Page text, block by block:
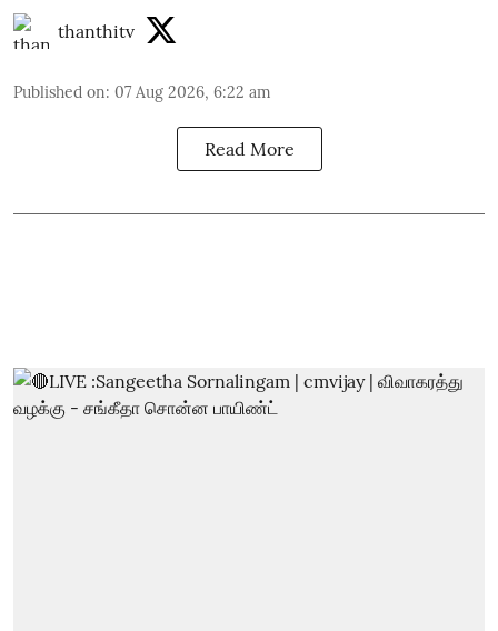
thanthitv
Published on: 07 Aug 2026, 6:22 am
Read More